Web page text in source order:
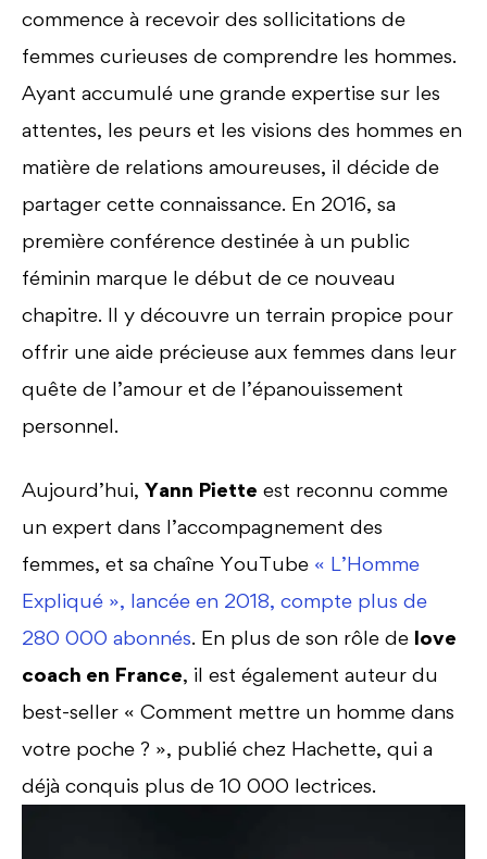
commence à recevoir des sollicitations de
femmes curieuses de comprendre les hommes.
Ayant accumulé une grande expertise sur les
attentes, les peurs et les visions des hommes en
matière de relations amoureuses, il décide de
partager cette connaissance. En 2016, sa
première conférence destinée à un public
féminin marque le début de ce nouveau
chapitre. Il y découvre un terrain propice pour
offrir une aide précieuse aux femmes dans leur
quête de l’amour et de l’épanouissement
personnel.
Aujourd’hui, Yann Piette est reconnu comme
un expert dans l’accompagnement des
femmes, et sa chaîne YouTube « L’Homme
Expliqué », lancée en 2018, compte plus de
280 000 abonnés. En plus de son rôle de love
coach en France, il est également auteur du
best-seller « Comment mettre un homme dans
votre poche ? », publié chez Hachette, qui a
déjà conquis plus de 10 000 lectrices.